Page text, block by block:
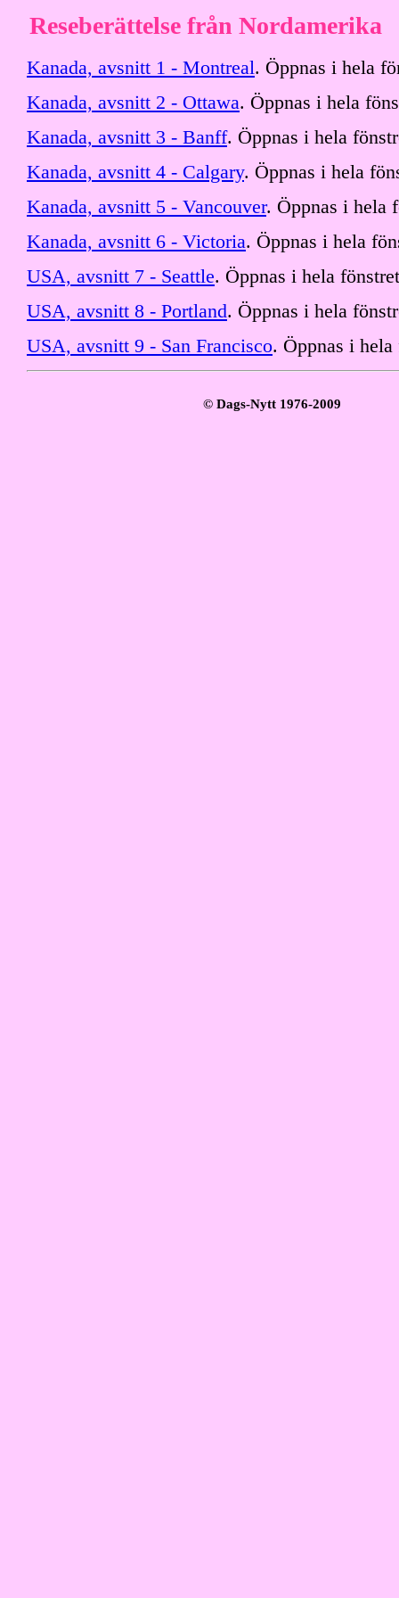
Reseberättelse från Nordamerika
Kanada, avsnitt 1 - Montreal. Öppnas i hela
Kanada, avsnitt 2 - Ottawa. Öppnas i hela
Kanada, avsnitt 3 - Banff. Öppnas i hela
Kanada, avsnitt 4 - Calgary. Öppnas i hela
Kanada, avsnitt 5 - Vancouver. Öppnas i hela
Kanada, avsnitt 6 - Victoria. Öppnas i hela
USA, avsnitt 7 - Seattle. Öppnas i hela
USA, avsnitt 8 - Portland. Öppnas i hela
USA, avsnitt 9 - San Francisco. Öppnas i hela
© Dags-Nytt 1976-2009